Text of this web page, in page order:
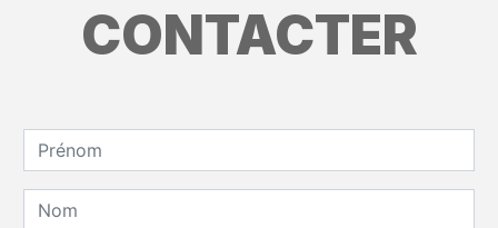
CONTACTER